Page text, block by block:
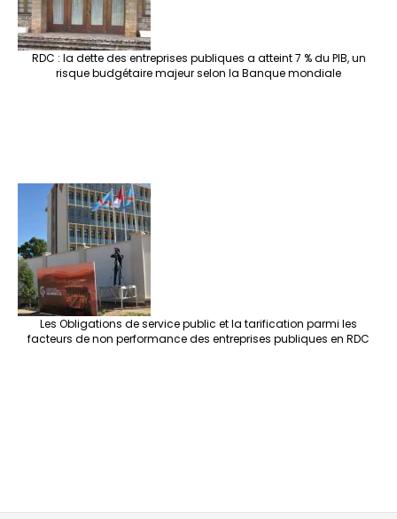
RDC : la dette des entreprises publiques a atteint 7 % du PIB, un
risque budgétaire majeur selon la Banque mondiale
Les Obligations de service public et la tarification parmi les
facteurs de non performance des entreprises publiques en RDC